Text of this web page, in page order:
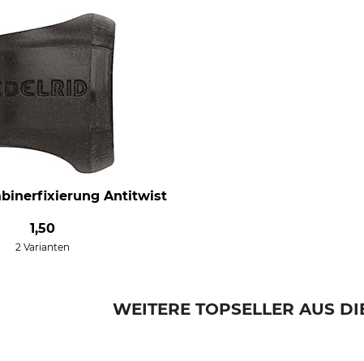
Antitwist
1,50
2 Varianten
WEITERE TOPSELLER AUS